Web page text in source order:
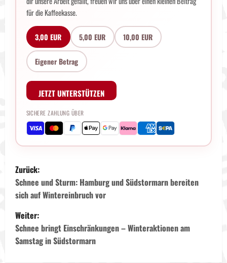
für die Kaffeekasse.
3,00 EUR 5,00 EUR 10,00 EUR
Eigener Betrag
JETZT UNTERSTÜTZEN
SICHERE ZAHLUNG ÜBER
B
e
i
t
r
Zurück:
Schnee und Sturm: Hamburg und Südstormarn bereiten
sich auf Wintereinbruch vor
Weiter:
Schnee bringt Einschränkungen – Winteraktionen am
Samstag in Südstormarn